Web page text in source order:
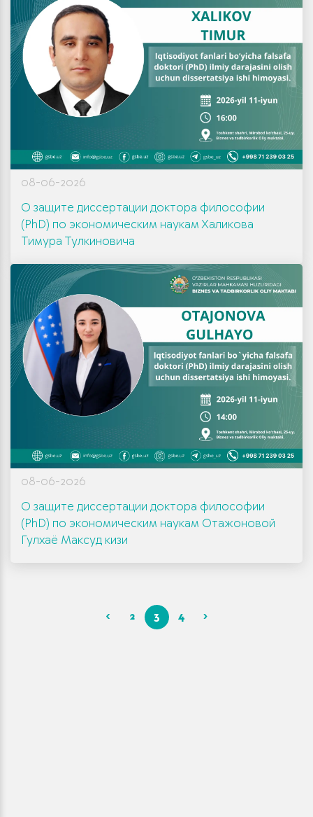
08-06-2026
О защите диссертации доктора философии
(PhD) по экономическим наукам Халикова
Тимура Тулкиновича
08-06-2026
О защите диссертации доктора философии
(PhD) по экономическим наукам Отажоновой
Гулхаё Максуд кизи
‹ 2 3 4 ›